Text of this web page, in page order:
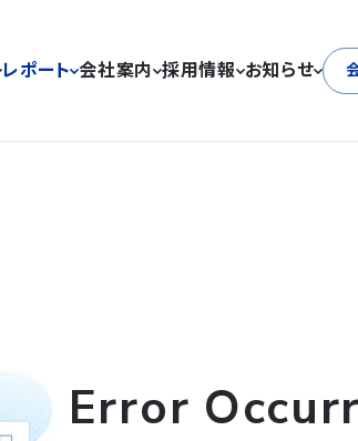
レポート 会社案内 採用情報 お知らせ
Error